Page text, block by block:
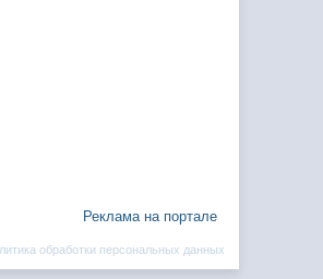
Реклама на портале
обработки персональных данных